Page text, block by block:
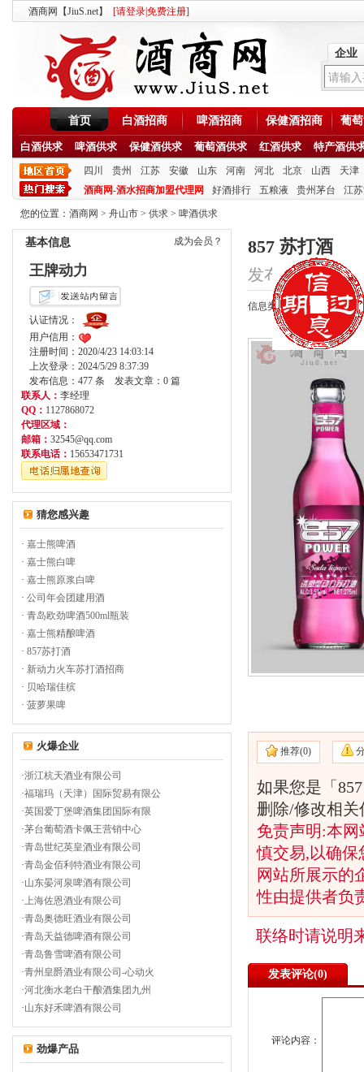
酒商网【JiuS.net】 [请登录免费注册]
企业
首页 白酒招商 啤酒招商 保健酒招商 葡
白酒供求 啤酒供求 保健酒供求 葡萄酒供求 红酒供求 特产酒供
四川 贵州 江苏 安徽 山东 河南 河北 北京 山西
天津
酒商网-酒水招商加盟代理网
好酒排行 五粮液 贵州茅台 江
您的位置： 酒商网 > 舟山市 > 供求 > 啤酒供求
成为会员？
基本信息
王牌动力
认证情况：
用户信用：
注册时间：2020/4/23 14:03:14
上次登录：2024/5/29 8:37:39
发布信息：477 条 发表文章：0 篇
联系人： 李经理
QQ： 1127868072
代理区域：
邮箱： 32545@qq.com
联系电话： 15653471731
猜您感兴趣
· 嘉士熊啤酒
· 嘉士熊白啤
· 嘉士熊原浆白啤
· 公司年会团建用酒
· 青岛欧劲啤酒500ml瓶装
· 嘉士熊精酿啤酒
· 857苏打酒
· 新动力火车苏打酒招商
· 贝哈瑞佳槟
· 菠萝果啤
火爆企业
·浙江杭天酒业有限公司
·福瑞玛（天津）国际贸易有限公
·英国爱丁堡啤酒集团国际有限
·茅台葡萄酒卡佩王营销中心
·青岛世纪英皇酒业有限公司
·青岛金佰利特酒业有限公司
·山东晏河泉啤酒有限公司
·上海佐恩酒业有限公司
·青岛奥德旺酒业有限公司
·青岛天益德啤酒有限公司
·青岛鲁雪啤酒有限公司
·青州皇爵酒业有限公司-心动火
·河北衡水老白干酿酒集团九州
·山东好禾啤酒有限公司
劲爆产品
857 苏打酒
发布时间：
信息类型：供应
推荐(0)
如果您是「
删除/修改相
免责声明:本
慎交易,以确
网站所展示的
性由提供者负
联络时请说明
发表评论(0)
评论内容：